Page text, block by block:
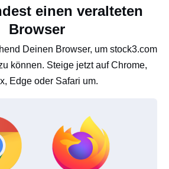
einen veralteten
Browser
Deinen Browser, um stock3.com
können. Steige jetzt auf Chrome,
Edge oder Safari um.